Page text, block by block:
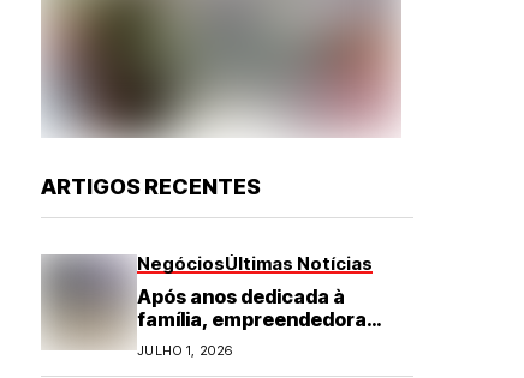
ARTIGOS RECENTES
NegóciosÚltimas Notícias
Após anos dedicada à
família, empreendedora
transforma franquia de
turismo em negócio de
JULHO 1, 2026